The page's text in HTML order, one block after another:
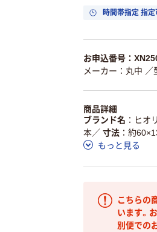
時間帯指定 指定
お申込番号：
メーカー：丸中 ／
商品詳細
ブランド名
ヒオ
本／ 寸法
約
もっと見る
こちらの
います。
別便での